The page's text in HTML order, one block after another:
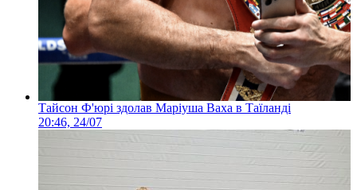
Тайсон Ф'юрі здолав Маріуша Ваха в Таїланді
20:46, 24/07